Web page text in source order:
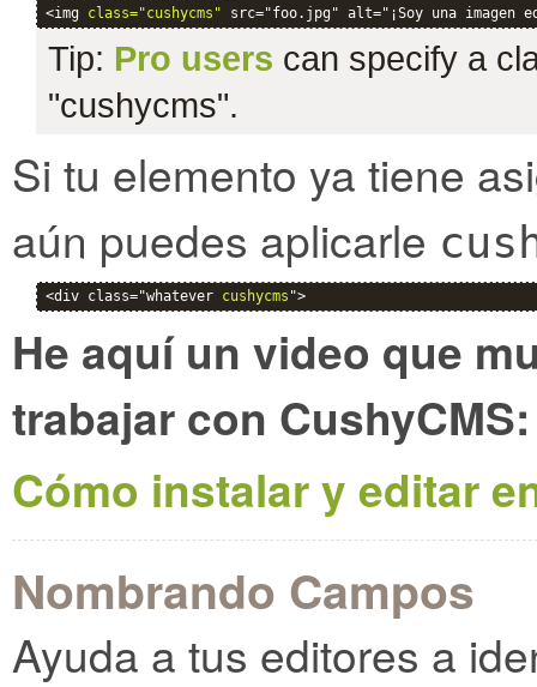
<img class="cushycms"
Tip: Pro users can specify a
"cushycms".
Si tu elemento ya tiene
aún puedes aplicarle
<div class="whatever cushycms ">
He aquí un video que
trabajar con CushyCMS:
Cómo instalar y editar
Nombrando Campos
Ayuda a tus editores a